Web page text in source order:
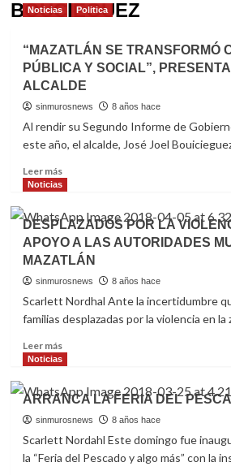
BOUCIEGUEZ
Noticias Politica
“MAZATLÁN SE TRANSFORMÓ
PÚBLICA Y SOCIAL”,
ALCALDE
sinmurosnews 8 años hace
Al rendir su Segundo Informe de
este año, el alcalde, José Joel
Leer másRead
more
“MAZATLÁN
SE
TRANSFORMÓ
CON
OBRA
Y
SOCIAL”,
INFORME
ALCALDE
Noticias
DESPLAZADOS POR LA
APOYO A LAS AUTORIDADES
MAZATLÁN
sinmurosnews 8 años hace
Scarlett Nordhal Ante la incertidumbre
familias desplazadas por la violencia en la
Leer másRead
more
DESPLAZADOS
POR
LA
VIOLENCIA
PIDEN
Noticias
ARRANCA LA FERIA DEL
sinmurosnews 8 años hace
Scarlett Nordahl Este domingo fue
la “Feria del Pescado y algo más” con la